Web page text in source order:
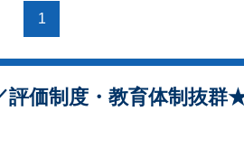
1
価制度・教育体制抜群★